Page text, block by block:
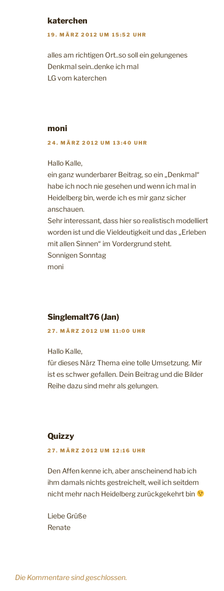
katerchen
19. MÄRZ 2012 UM 15:52 UHR
alles am richtigen Ort..so soll ein gelungenes
Denkmal sein..denke ich mal
LG vom katerchen
moni
24. MÄRZ 2012 UM 13:40 UHR
Hallo Kalle,
ein ganz wunderbarer Beitrag, so ein „Denkmal“
habe ich noch nie gesehen und wenn ich mal in
Heidelberg bin, werde ich es mir ganz sicher
anschauen.
Sehr interessant, dass hier so realistisch modelliert
worden ist und die Vieldeutigkeit und das „Erleben
mit allen Sinnen“ im Vordergrund steht.
Sonnigen Sonntag
moni
Singlemalt76 (Jan)
27. MÄRZ 2012 UM 11:00 UHR
Hallo Kalle,
für dieses Närz Thema eine tolle Umsetzung. Mir
ist es schwer gefallen. Dein Beitrag und die Bilder
Reihe dazu sind mehr als gelungen.
Quizzy
27. MÄRZ 2012 UM 12:16 UHR
Den Affen kenne ich, aber anscheinend hab ich
ihm damals nichts gestreichelt, weil ich seitdem
nicht mehr nach Heidelberg zurückgekehrt bin
Liebe Grüße
Renate
Die Kommentare sind geschlossen.